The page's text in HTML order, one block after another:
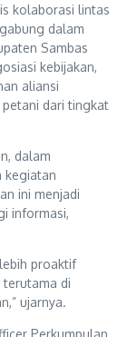
kolaborasi lintas
dalam
Sambas
kebijakan,
aliansi
dari tingkat
dalam
kegiatan
ini menjadi
informasi,
proaktif
terutama di
ujarnya.